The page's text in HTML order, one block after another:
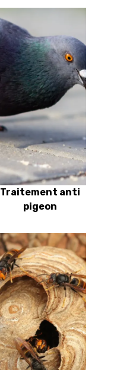
Traitement anti
pigeon